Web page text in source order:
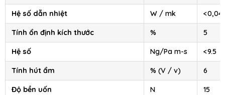
Hệ số dẫn nhiệt W / mk
Tính ổn định kích thước % 5
Hệ số Ng/Pa m-s <9.5
Tính hút ẩm % (V / v) 6
Độ bền uốn N 15